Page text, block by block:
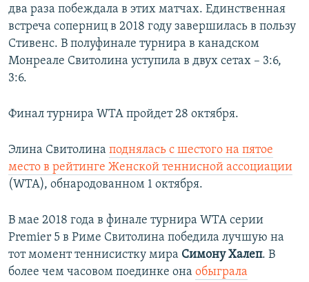
два раза побеждала в этих матчах. Единственная
встреча соперниц в 2018 году завершилась в пользу
Стивенс. В полуфинале турнира в канадском
Монреале Свитолина уступила в двух сетах – 3:6,
3:6.
Финал турнира WTA пройдет 28 октября.
Элина Свитолина поднялась с шестого на пятое
место в рейтинге Женской теннисной ассоциации
(WTA), обнародованном 1 октября.
В мае 2018 года в финале турнира WTA серии
Premier 5 в Риме Свитолина победила лучшую на
тот момент теннисистку мира Симону Халеп. В
более чем часовом поединке она обыграла